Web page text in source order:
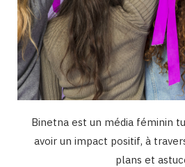
Binetna est un média féminin
avoir un impact positif, à
plans et